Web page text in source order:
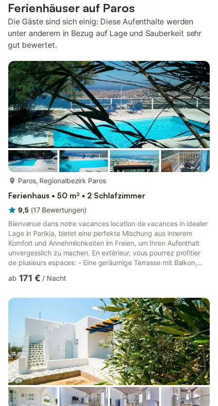
Ferienhäuser auf Paros
Die Gäste sind sich einig: Diese Aufenthalte werden
unter anderem in Bezug auf Lage und Sauberkeit sehr
gut bewertet.
Paros, Regionalbezirk Paros
Ferienhaus • 50 m² • 2 Schlafzimmer
9,5 (17 Bewertungen)
Bienvenue dans notre vacances location de vacances in idealer
Lage in Parikia, bietet eine perfekte Mischung aus innerem
Komfort und Annehmlichkeiten im Freien, um Ihren Aufenthalt
unvergesslich zu machen. En extérieur, vous pourrez profitier
de plusieurs espaces: - Eine geräumige Terrasse mit Balkon,
Abende. - Eine gemütliche Terrasse mit Grill für gesellige
für eine größere Bewegungsfreiheit. - Ein reservierter Parkplatz
für Ihre Beruhigung. - Ein Gemeinschaftspool,...
ab 171 € / Nacht